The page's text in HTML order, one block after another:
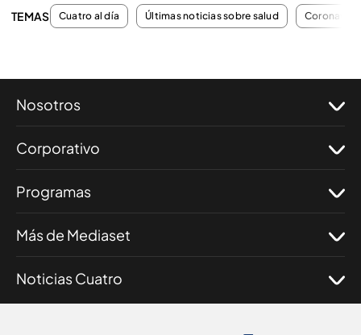
TEMAS Cuatro al día Últimas noticias sobre salud
Nosotros
Corporativo
Programas
Más de Mediaset
Noticias Cuatro